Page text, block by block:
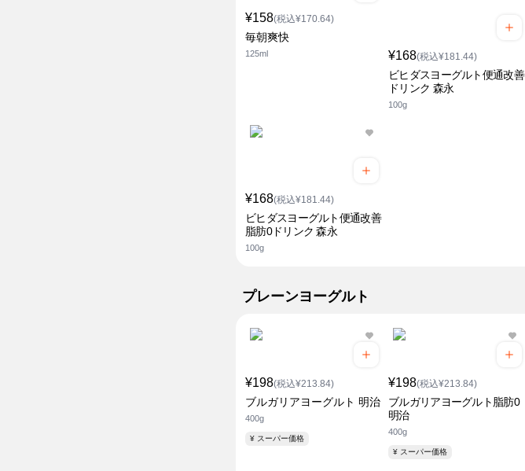
¥158(税込¥170.64)
毎朝爽快
125ml ¥168(税込¥181.44)
ビヒダスヨーグルト便通改善
ドリンク 森永
100g
¥168(税込¥181.44)
ビヒダスヨーグルト便通改善
脂肪0ドリンク 森永
100g
プレーンヨーグルト
¥198(税込¥213.84)
ブルガリアヨーグルト 明治
400g
¥ スーパー価格
¥198(税込¥213.84)
ブルガリアヨーグルト脂肪0
明治
400g
¥ スーパー価格